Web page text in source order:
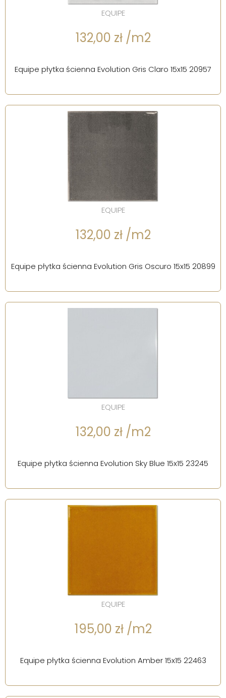
EQUIPE
132,00 zł /m2
Equipe płytka ścienna Evolution Gris Claro 15x15 20957
EQUIPE
132,00 zł /m2
Equipe płytka ścienna Evolution Gris Oscuro 15x15 20899
EQUIPE
132,00 zł /m2
Equipe płytka ścienna Evolution Sky Blue 15x15 23245
EQUIPE
195,00 zł /m2
Equipe płytka ścienna Evolution Amber 15x15 22463